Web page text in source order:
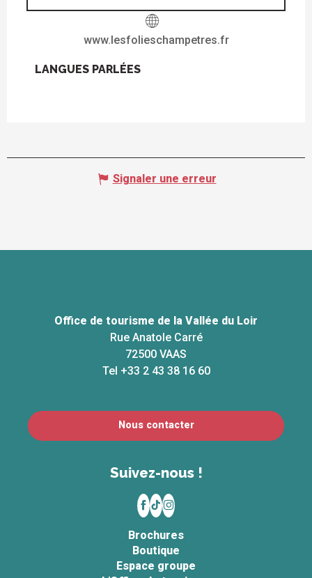
www.lesfolieschampetres.fr
LANGUES PARLÉES
LANGUES PARLÉES
Signaler une erreur
Office de tourisme de la Vallée du Loir
Rue Anatole Carré
72500 VAAS
Tel +33 2 43 38 16 60
Nous contacter
Suivez-nous !
Brochures
Boutique
Espace groupe